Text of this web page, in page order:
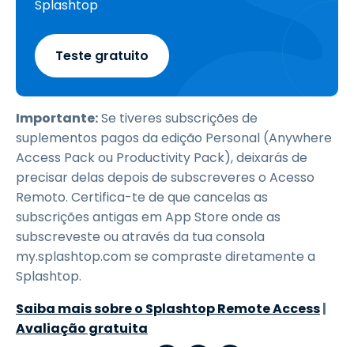
Splashtop
Teste gratuito
Importante:Se tiveres subscrições de
suplementos pagos da edição Personal (Anywhere
Access Pack ou Productivity Pack), deixarás de
precisar delas depois de subscreveres o Acesso
Remoto. Certifica-te de que cancelas as
subscrições antigas em App Store onde as
subscreveste ou através da tua consola
my.splashtop.com se compraste diretamente a
Splashtop.
Saiba mais sobre o Splashtop Remote Access|
Avaliação gratuita